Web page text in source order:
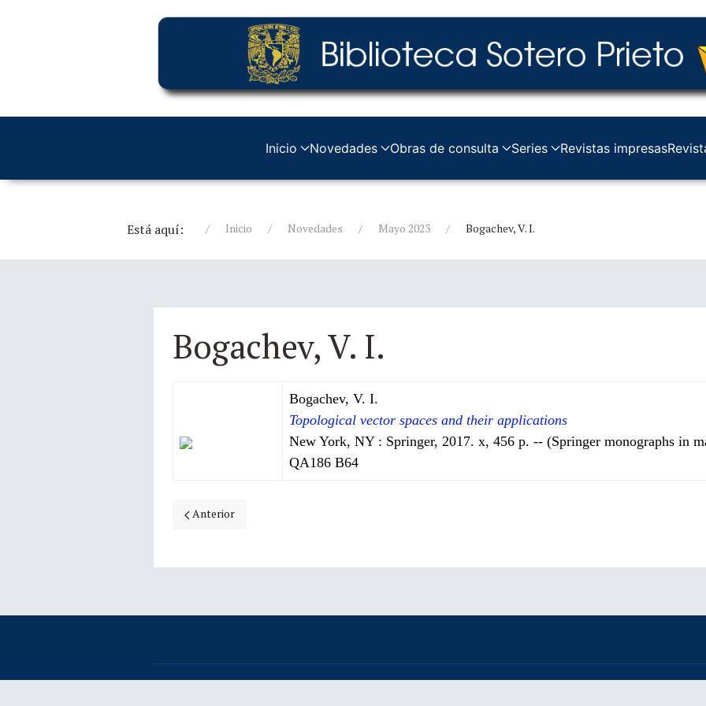
Inicio Novedades Obras de consulta Series Revistas impresas
Está aquí: Inicio Novedades Mayo 2023 Bogachev, V. I.
Bogachev, V. I.
Bogachev, V. I.
Topological vector spaces and their applications
New York, NY : Springer, 2017. x, 456 p. -- (Springer monographs in
QA186 B64
Artículo anterior: Bennewitz, Christer
Anterior